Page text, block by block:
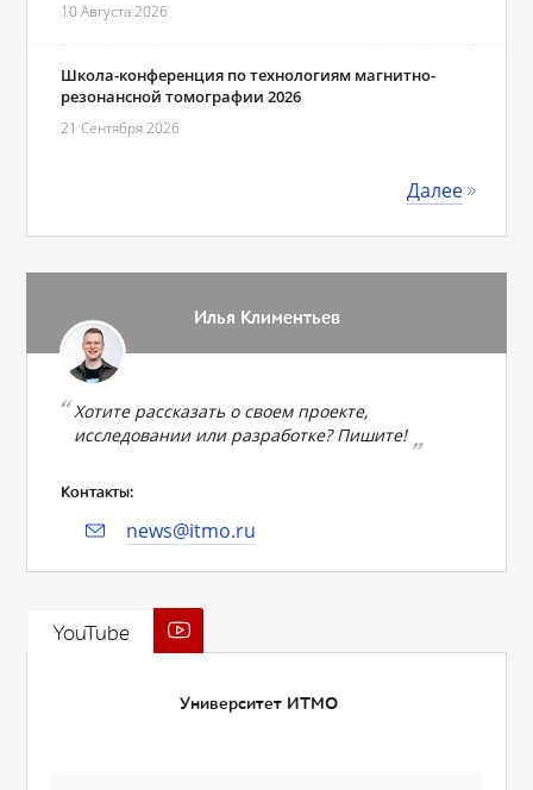
10 Августа 2026
Школа-конференция по технологиям магнитно-
резонансной томографии 2026
21 Сентября 2026
Далее
Илья Климентьев
Хотите рассказать о своем проекте,
исследовании или разработке? Пишите!
Контакты:
news@itmo.ru
YouTube
Университет ИТМО